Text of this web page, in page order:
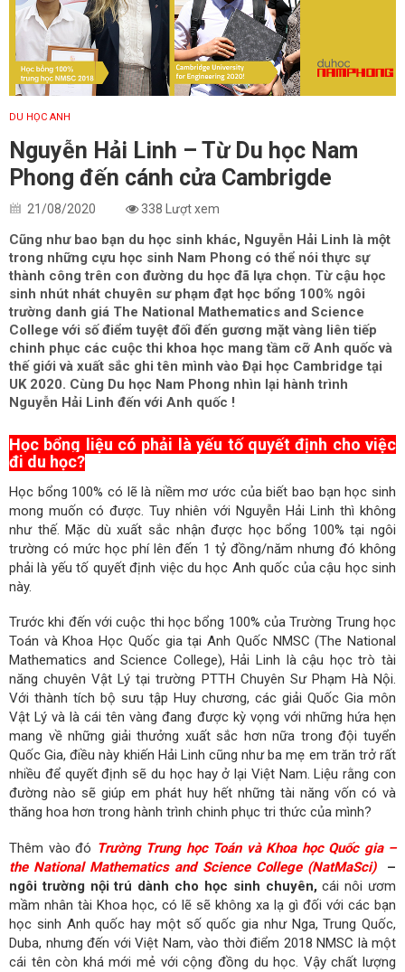
DU HỌC ANH
Nguyễn Hải Linh – Từ Du học Nam
Phong đến cánh cửa Cambrigde
21/08/2020 338 Lượt xem
Cũng như bao bạn du học sinh khác, Nguyễn Hải Linh là một
trong những cựu học sinh Nam Phong có thể nói thực sự
thành công trên con đường du học đã lựa chọn. Từ cậu học
sinh nhút nhát chuyên sư phạm đạt học bổng 100% ngôi
trường danh giá The National Mathematics and Science
College với số điểm tuyệt đối đến gương mặt vàng liên tiếp
chinh phục các cuộc thi khoa học mang tầm cỡ Anh quốc và
thế giới và xuất sắc ghi tên mình vào Đại học Cambridge tại
UK 2020. Cùng Du học Nam Phong nhìn lại hành trình
Nguyễn Hải Linh đến với Anh quốc !
Học bổng liệu có phải là yếu tố quyết định cho việc
đi du học?
Học bổng 100% có lẽ là niềm mơ ước của biết bao bạn học sinh
mong muốn có được. Tuy nhiên với Nguyễn Hải Linh thì không
như thế. Mặc dù xuất sắc nhận được học bổng 100% tại ngôi
trường có mức học phí lên đến 1 tỷ đồng/năm nhưng đó không
phải là yếu tố quyết định việc du học Anh quốc của cậu học sinh
này.
Trước khi đến với cuộc thi học bổng 100% của Trường Trung học
Toán và Khoa Học Quốc gia tại Anh Quốc NMSC (The National
Mathematics and Science College), Hải Linh là cậu học trò tài
năng chuyên Vật Lý tại trường PTTH Chuyên Sư Phạm Hà Nội.
Với thành tích bộ sưu tập Huy chương, các giải Quốc Gia môn
Vật Lý và là cái tên vàng đang được kỳ vọng với những hứa hẹn
mang về những giải thưởng xuất sắc hơn nữa trong đội tuyển
Quốc Gia, điều này khiến Hải Linh cũng như ba mẹ em trăn trở rất
nhiều để quyết định sẽ du học hay ở lại Việt Nam. Liệu rằng con
đường nào sẽ giúp em phát huy hết những tài năng vốn có và
thăng hoa hơn trong hành trình chinh phục tri thức của mình?
Thêm vào đó Trường Trung học Toán và Khoa học Quốc gia –
the National Mathematics and Science College (NatMaSci)
–
ngôi trường nội trú dành cho học sinh chuyên, cái nôi ươm
mầm nhân tài Khoa học, có lẽ sẽ không xa lạ gì đối với các bạn
học sinh Anh quốc hay một số quốc gia như Nga, Trung Quốc,
Duba, nhưng đến với Việt Nam, vào thời điểm 2018 NMSC là một
cái tên còn khá mới mẻ với cộng đồng du học. Vậy chất lượng